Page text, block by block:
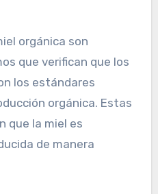
orgánica son
que verifican que los
los estándares
orgánica. Estas
que la miel es
de manera